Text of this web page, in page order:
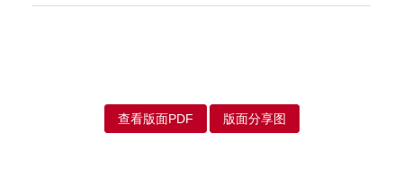
查看版面PDF 版面分享图